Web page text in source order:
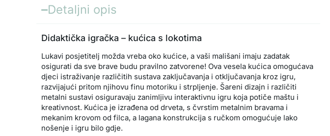
Detaljni opis
Didaktička igračka – kućica s lokotima
Lukavi posjetitelj možda vreba oko kućice, a vaši mališani imaju zadatak
osigurati da sve brave budu pravilno zatvorene! Ova vesela kućica omogućava
djeci istraživanje različitih sustava zaključavanja i otključavanja kroz igru,
razvijajući pritom njihovu finu motoriku i strpljenje. Šareni dizajn i različiti
metalni sustavi osiguravaju zanimljivu interaktivnu igru koja potiče maštu i
kreativnost. Kućica je izrađena od drveta, s čvrstim metalnim bravama i
mekanim krovom od filca, a lagana konstrukcija s ručkom omogućuje lako
nošenje i igru bilo gdje.